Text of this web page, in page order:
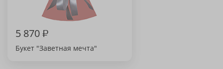
5 870₽
Букет "Заветная мечта"